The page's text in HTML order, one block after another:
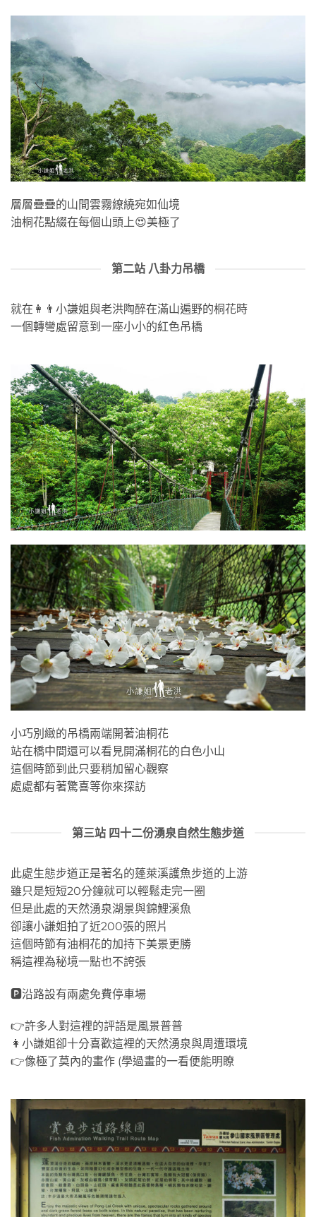
層層疊疊的山間雲霧繚繞宛如仙境
油桐花點綴在每個山頭上😍美極了
第二站 八卦力吊橋
就在👩👨小謙姐與老洪陶醉在滿山遍野的桐花時
一個轉彎處留意到一座小小的紅色吊橋
小巧別緻的吊橋兩端開著油桐花
站在橋中間還可以看見開滿桐花的白色小山
這個時節到此只要稍加留心觀察
處處都有著驚喜等你來探訪
第三站 四十二份湧泉自然生態步道
此處生態步道正是著名的蓬萊溪護魚步道的上游
雖只是短短20分鐘就可以輕鬆走完一圈
但是此處的天然湧泉湖景與錦鯉溪魚
卻讓小謙姐拍了近200張的照片
這個時節有油桐花的加持下美景更勝
稱這裡為秘境一點也不誇張
🅿沿路設有兩處免費停車場
👉許多人對這裡的評語是風景普普
👩小謙姐卻十分喜歡這裡的天然湧泉與周遭環境
👉像極了莫內的畫作 (學過畫的一看便能明瞭